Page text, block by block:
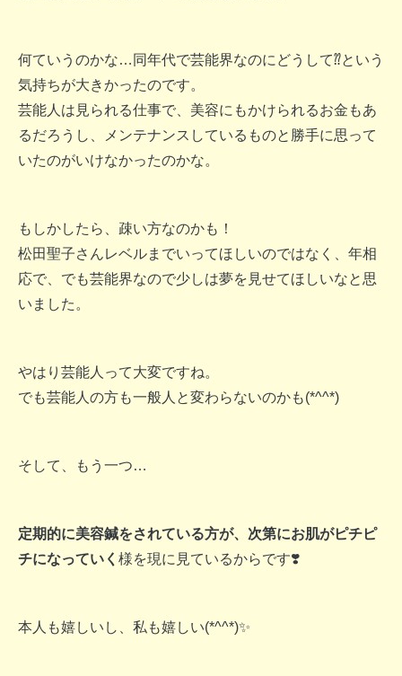
何ていうのかな…同年代で芸能界なのにどうして⁇という
気持ちが大きかったのです。
芸能人は見られる仕事で、美容にもかけられるお金もあ
るだろうし、メンテナンスしているものと勝手に思って
いたのがいけなかったのかな。
もしかしたら、疎い方なのかも！
松田聖子さんレベルまでいってほしいのではなく、年相
応で、でも芸能界なので少しは夢を見せてほしいなと思
いました。
やはり芸能人って大変ですね。
でも芸能人の方も一般人と変わらないのかも(*^^*)
そして、もう一つ…
定期的に美容鍼をされている方が、次第にお肌がピチピ
チになっていく 様を現に見ているからです❣️
本人も嬉しいし、私も嬉しい(*^^*)✨